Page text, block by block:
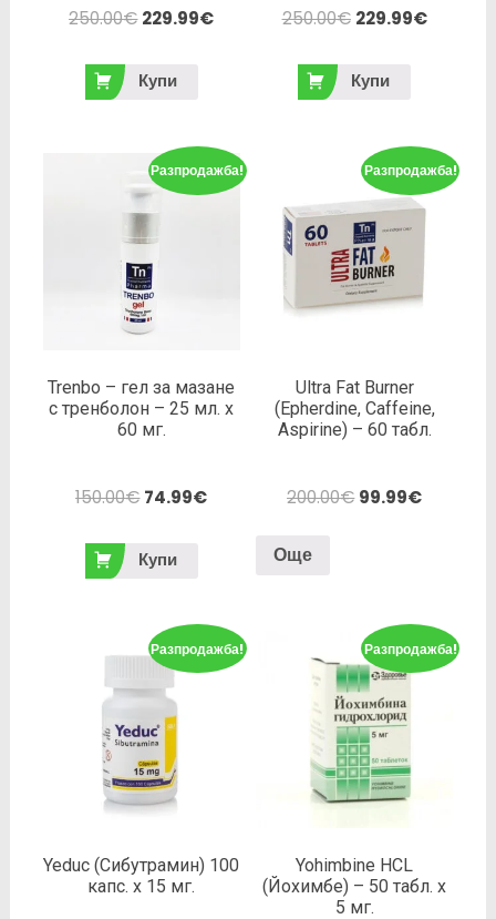
250.00€ 229.99€
Купи
250.00€ 229.99€
Купи
Разпродажба!
Trenbo – гел за мазане
с тренболон – 25 мл. х
60 мг.
150.00€ 74.99€
Купи
Разпродажба!
Ultra Fat Burner
(Epherdine, Caffeine,
Aspirine) – 60 табл.
200.00€ 99.99€
Още
Разпродажба!
Yeduc (Сибутрамин) 100
капс. х 15 мг.
Разпродажба!
Yohimbine HCL
(Йохимбе) – 50 табл. х
5 мг.